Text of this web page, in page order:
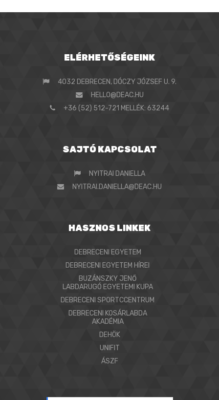
ELÉRHETŐSÉGEINK
4032 DEBRECEN, DÓCZY JÓZSEF U. 9.
HELLO@DEAC.HU
+36 (52) 512-721 MELLÉK: 63244
SAJTÓ KAPCSOLAT
NYITRAI DANIELLA
NYITRAI.DANIELLA@DEAC.HU
HASZNOS LINKEK
DEBRECENI EGYETEM
DEBRECENI EGYETEM HÍREI
BUZÁNSZKY JENŐ
LABDARUGÓ EGYETEMI KUPA
DEBRECENI SPORTCCENTRUM
DEBRECENI KOSÁRLABDA
AKADÉMIA
DEHÖK
UNIFIT
ÁSZF